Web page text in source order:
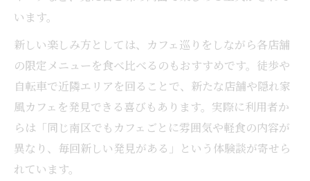
います。
新しい楽しみ方としては、カフェ巡りをしながら各店舗
の限定メニューを食べ比べるのもおすすめです。徒歩や
自転車で近隣エリアを回ることで、新たな店舗や隠れ家
風カフェを発見できる喜びもあります。実際に利用者か
らは「同じ南区でもカフェごとに雰囲気や軽食の内容が
異なり、毎回新しい発見がある」という体験談が寄せら
れています。